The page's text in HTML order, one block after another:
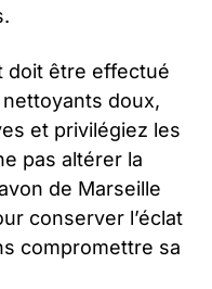
doit être effectué
doux,
et privilégiez les
pas altérer la
de Marseille
conserver l’éclat
compromettre sa